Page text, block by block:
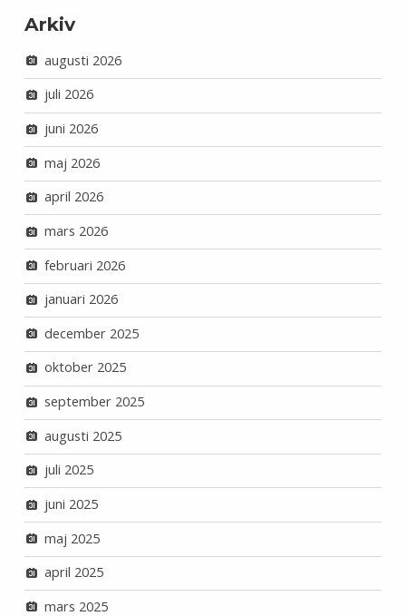
Arkiv
augusti 2026
juli 2026
juni 2026
maj 2026
april 2026
mars 2026
februari 2026
januari 2026
december 2025
oktober 2025
september 2025
augusti 2025
juli 2025
juni 2025
maj 2025
april 2025
mars 2025